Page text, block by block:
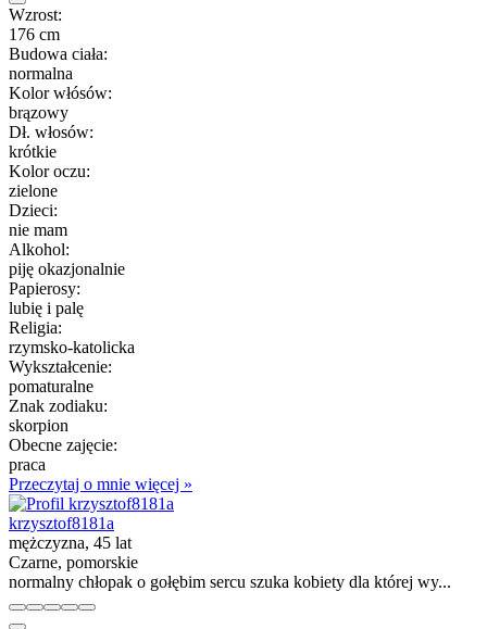
Wzrost:
176 cm
Budowa ciała:
normalna
Kolor włósów:
brązowy
Dł. włosów:
krótkie
Kolor oczu:
zielone
Dzieci:
nie mam
Alkohol:
piję okazjonalnie
Papierosy:
lubię i palę
Religia:
rzymsko-katolicka
Wykształcenie:
pomaturalne
Znak zodiaku:
skorpion
Obecne zajęcie:
praca
Przeczytaj o mnie więcej »
krzysztof8181a
mężczyzna, 45 lat
Czarne, pomorskie
normalny chłopak o gołębim sercu szuka kobiety dla której wy...